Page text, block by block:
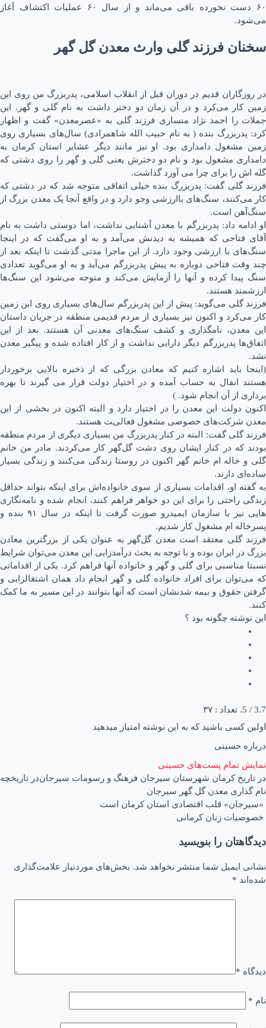
۶۰ دست نخورده باقی می‌ماند و از سال ۶۰ عملیات اکتشاف آغاز
می‌شود.
سخنان فرزند گلی وارث معدن گل گهر
در روزگاران قدیم در دوران قبل از انقلاب اسلامی، پدربزرگ من روی این
زمین کار می‌کرد و در آن زمان دو دختر داشت به نام گلی و گهر. این
جملات را احمد نژاد منساری فرزند گلی به «عصرمعدن» گفت و اظهار
کرد: پدربزرگ بنده ( به نام حبیب الله شاهمرادی) سال‌های بسیاری روی
زمین مشغول دامداری بود. او نیز مانند دیگر عشایر استان کرمان به
دامداری مشغول بود و نام دو دخترش یعنی گلی و گهر را روی دشتی که
گله اش را برای چرا می آورد گذاشت.
فرزند گلی گفت: پدربزرگ بنده خیلی اتفاقی متوجه شد که در دشتی که
کار می‌کنند، سنگ‌های باارزشی وجو دارد و در واقع آنجا یک معدن بزرگ از
سنگ‌آهن است.
او ادامه داد: پدربزرگم با معدن آشنایی نداشت، اما دوستی داشت به نام
آقای فتاحی که همیشه به دیدنش می‌آمد و به او می‌گفت که در اینجا
سنگ‌های با ارزشی وجود دارد. از این ماجرا مدتی گذشت تا اینکه بعد از
چند وقت فتاحی دوباره به پیش پدربزرگم می‌آید و به او می‌گوید تعدادی
سنگ پیدا کرده و آنها را آزمایش می‌کند و متوجه می‌شود این سنگ‌ها
ارزشمند هستند.
فرزند گلی می‌گوید: پیش از این پدربزرگم سال‎‌های بسیاری روی این زمین
کار می‌کرد و اکنون نیز بسیاری از مردم قدیمی منطقه در جریان داستان
این معدن، نامگذاری و کشف سنگ‌های معدنی آن هستند. بعد از این
اتفاق‌ها پدربزرگم دیگر دارایی نداشت و از کار افتاده شده و پیگیر معدن
نشد.
(اینجا باید اشاره کنیم که معادن بزرگی که از ذخیره بالایی برخوردار
هستند انفال به حساب آمده و در اختیار دولت قرار می گیرند تا بهره
برداری از آن انجام شود. )
اکنون دولت این معدن را در اختیار دارد و البته اکنون در بخشی از این
معدن شرکت‌های خصوصی مشغول فعالیت هستند.
فرزند گلی گفت: البته در کنار پدربزرگ من بسیاری دیگری از مردم منطقه
بودند که در کنار ایشان روی دشت گل‌گهر کار می‌کردند. مادر من خانم
گلی و خاله ام خانم گهر اکنون در روستا زندگی می‌کنند و زندگی بسیار
ساده‌ای دارند.
به گفته او، اقدامات بسیاری از سوی خانواده‌اش برای اینکه بتواند حداقل
زندگی راحتی را برای این دو خواهر فراهم کنند، انجام شده و نامه‌نگاری
هایی نیز با سازمان ایمیدرو صورت گرفت تا اینکه در سال ۹۱ بنده و
پسرخاله ام مشغول کار شدیم.
فرزند گلی معتقد است معدن گل‌گهر به عنوان یکی از بزرگترین معادن
بزرگ در ایران بوده و با توجه به بحث درآمدزایی این معدن می‌توان شرایط
نسبتا مناسبی برای گلی و گهر و خانواده آنها فراهم کرد. یکی از اقداماتی
که می‌توان برای افراد خانواده گلی و گهر انجام داد همان اشتغالزایی و
گرفتن حقوق و بیمه شدنشان است که آنها بتوانند در این مسیر به ما کمک
کنند.
این نوشته چگونه بود ؟
3.7 / 5. تعداد :
۳۷
اولین کسی باشید که به این نوشته امتیاز میدهید
درباره حسینی
نمایش تمام پست‌های حسینی
در تاریخ کرمان شهرستان سیرجان فرهنگ و رسومات سیرجاندر تاریخچه
نام گذاری معدن گل گهر سیرجان
راهبری
نوشته
«سیرجان» قلب اقتصادی استان کرمان است
خصوصیات زنان کرمانی
دیدگاهتان را بنویسید
نشانی ایمیل شما منتشر نخواهد شد. بخش‌های موردنیاز علامت‌گذاری
شده‌اند *
دیدگاه *
نام *